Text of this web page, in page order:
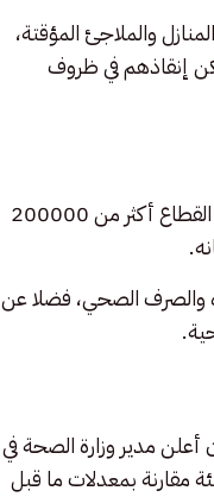
والملاجئ المؤقتة،
إنقاذهم في ظروف
ألقى خلال الحرب على القطاع أكثر من 200000
والصرف الصحي، فضلا عن
أعلن مدير وزارة الصحة في
القطاع شهد ولادة نحو 50000 طفل خلال عام 2025، بانخفاض قدره 11 بالمئة مقارنة بمعدلات ما قبل